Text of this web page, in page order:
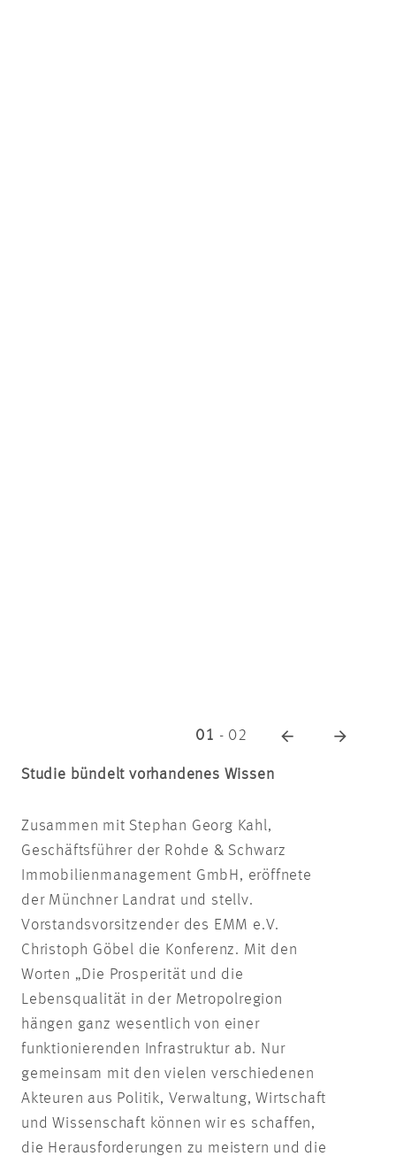
01 - 02
Studie bündelt vorhandenes Wissen
Zusammen mit Stephan Georg Kahl,
Geschäftsführer der Rohde & Schwarz
Immobilienmanagement GmbH, eröffnete
der Münchner Landrat und stellv.
Vorstandsvorsitzender des EMM e.V.
Christoph Göbel die Konferenz. Mit den
Worten „Die Prosperität und die
Lebensqualität in der Metropolregion
hängen ganz wesentlich von einer
funktionierenden Infrastruktur ab. Nur
gemeinsam mit den vielen verschiedenen
Akteuren aus Politik, Verwaltung, Wirtschaft
und Wissenschaft können wir es schaffen,
die Herausforderungen zu meistern und die